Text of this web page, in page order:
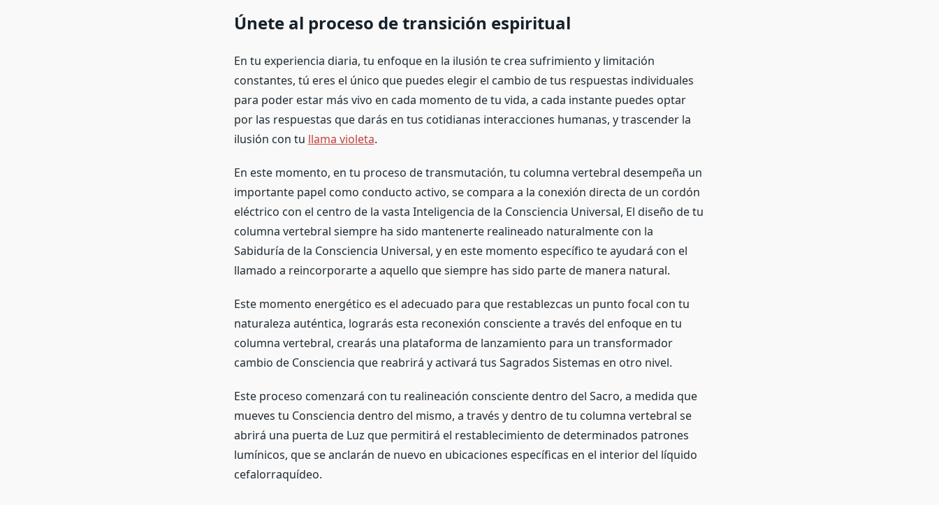
Únete al proceso de transición espiritual
En tu experiencia diaria, tu enfoque en la ilusión te crea sufrimiento y limitación
constantes, tú eres el único que puedes elegir el cambio de tus respuestas individuales
para poder estar más vivo en cada momento de tu vida, a cada instante puedes optar
por las respuestas que darás en tus cotidianas interacciones humanas, y trascender la
ilusión con tu llama violeta.
En este momento, en tu proceso de transmutación, tu columna vertebral desempeña un
importante papel como conducto activo, se compara a la conexión directa de un cordón
eléctrico con el centro de la vasta Inteligencia de la Consciencia Universal, El diseño de tu
columna vertebral siempre ha sido mantenerte realineado naturalmente con la
Sabiduría de la Consciencia Universal, y en este momento específico te ayudará con el
llamado a reincorporarte a aquello que siempre has sido parte de manera natural.
Este momento energético es el adecuado para que restablezcas un punto focal con tu
naturaleza auténtica, lograrás esta reconexión consciente a través del enfoque en tu
columna vertebral, crearás una plataforma de lanzamiento para un transformador
cambio de Consciencia que reabrirá y activará tus Sagrados Sistemas en otro nivel.
Este proceso comenzará con tu realineación consciente dentro del Sacro, a medida que
mueves tu Consciencia dentro del mismo, a través y dentro de tu columna vertebral se
abrirá una puerta de Luz que permitirá el restablecimiento de determinados patrones
lumínicos, que se anclarán de nuevo en ubicaciones específicas en el interior del líquido
cefalorraquídeo.